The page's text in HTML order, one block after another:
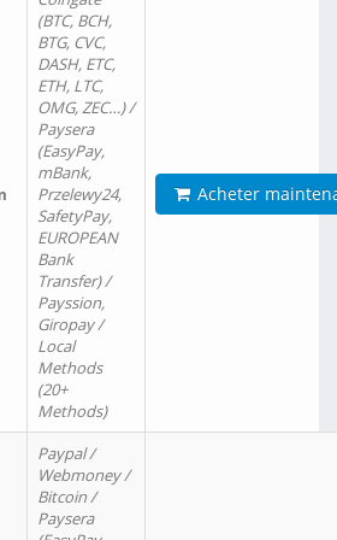
(BTC, BCH,
BTG, CVC,
DASH, ETC,
ETH, LTC,
OMG, ZEC…) /
Paysera
(EasyPay,
mBank,
Przelewy24,
SafetyPay,
EUROPEAN
Bank
Transfer) /
Payssion,
Giropay /
Local
Methods
(20+
Methods)
Acheter
Paypal /
Webmoney /
Bitcoin /
Paysera